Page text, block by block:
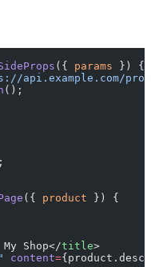
({ params }) {
api.example.com/
();
({ product }) {
Shop</title>
content=